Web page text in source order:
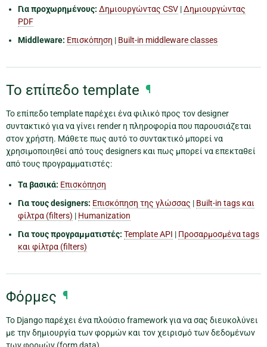
Για προχωρημένους: Δημιουργώντας CSV |Δημιουργώντας
PDF
Middleware: Επισκόπηση | Built-in middleware classes
Το επίπεδο template ¶
Το επίπεδο template παρέχει ένα φιλικό προς τον designer
συντακτικό για να γίνει render η πληροφορία που παρουσιάζεται
στον χρήστη. Μάθετε πως αυτό το συντακτικό μπορεί να
χρησιμοποιηθεί από τους designers και πως μπορεί να επεκταθεί
από τους προγραμματιστές:
Τα βασικά: Επισκόπηση
Για τους designers: Επισκόπηση της γλώσσας | Built-in tags και
φίλτρα (filters) | Humanization
Για τους προγραμματιστές: Template API | Προσαρμοσμένα tags
και φίλτρα (filters)
Φόρμες ¶
Το Django παρέχει ένα πλούσιο framework για να σας διευκολύνει
με την δημιουργία των φορμών και τον χειρισμό των δεδομένων